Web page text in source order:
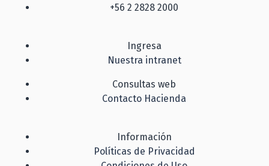
+56 2 2828 2000
Ingresa
Nuestra intranet
Consultas web
Contacto Hacienda
Información
Políticas de Privacidad